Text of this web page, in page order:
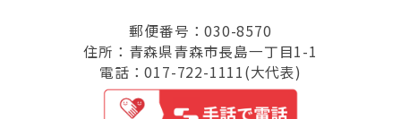
郵便番号：030-8570
住所：青森県青森市長島一丁目1-1
電話：017-722-1111(大代表)